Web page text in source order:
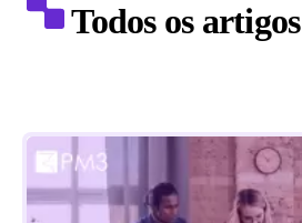
Todos os artigos